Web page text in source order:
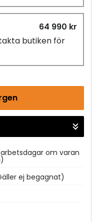
64 990 kr
butiken för
om varan
ej begagnat)